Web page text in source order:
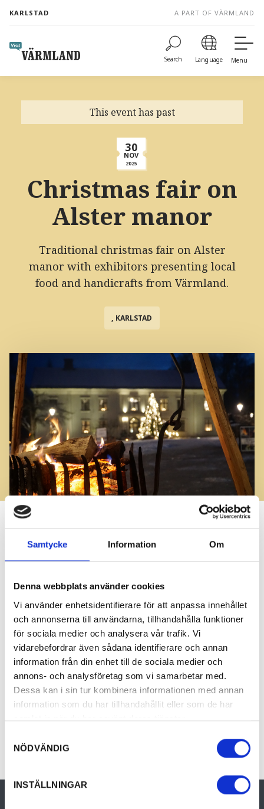
Samtycke Information Om
Denna webbplats använder cookies
Vi använder enhetsidentifierare för att anpassa innehållet
och annonserna till användarna, tillhandahålla funktioner
för sociala medier och analysera vår trafik. Vi
vidarebefordrar även sådana identifierare och annan
information från din enhet till de sociala medier och
annons- och analysföretag som vi samarbetar med.
Dessa kan i sin tur kombinera informationen med annan
information som du har tillhandahållit eller som de har
samlat in när du har använt deras tjänster.
NÖDVÄNDIG
INSTÄLLNINGAR
content
KARLSTAD A PART OF VÄRMLAND
Search Language Menu
This event has past
30
NOV
2025
Christmas fair on
Alster manor
Traditional christmas fair on Alster
manor with exhibitors presenting local
food and handicrafts from Värmland.
, KARLSTAD
Läs mer om tillgänglighet för
No information available
Past occasions